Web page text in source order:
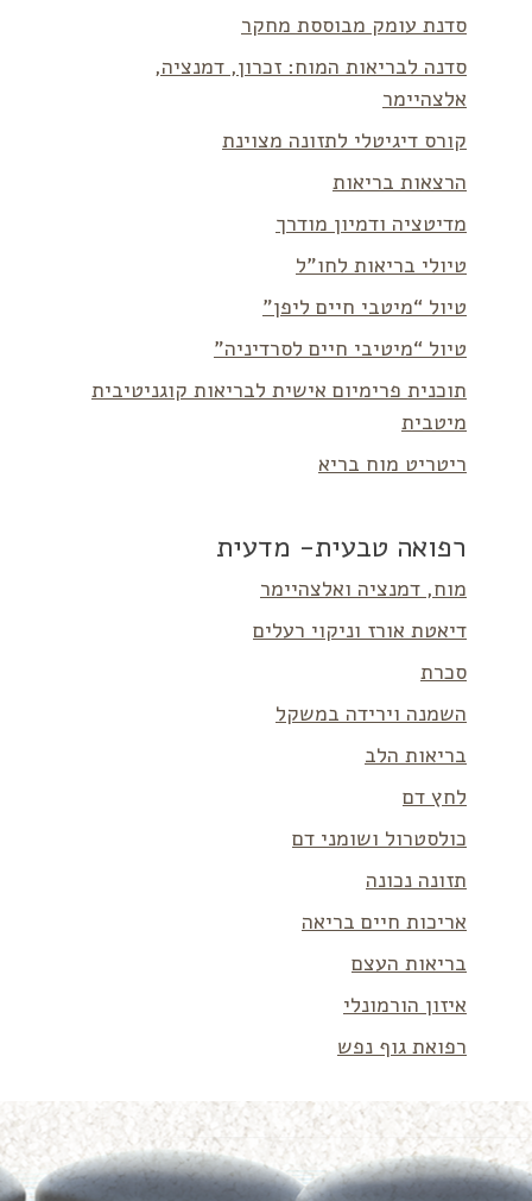
סדנת עומק מבוססת מחקר
סדנה לבריאות המוח: זכרון, דמנציה,
אלצהיימר
קורס דיגיטלי לתזונה מצוינת
הרצאות בריאות
מדיטציה ודמיון מודרך
טיולי בריאות לחו”ל
טיול “מיטבי חיים ליפן”
טיול “מיטיבי חיים לסרדיניה”
תוכנית פרימיום אישית לבריאות קוגניטיבית
מיטבית
ריטריט מוח בריא
רפואה טבעית- מדעית
מוח, דמנציה ואלצהיימר
דיאטת אורז וניקוי רעלים
סכרת
השמנה וירידה במשקל
בריאות הלב
לחץ דם
כולסטרול ושומני דם
תזונה נכונה
אריכות חיים בריאה
בריאות העצם
איזון הורמונלי
רפואת גוף נפש